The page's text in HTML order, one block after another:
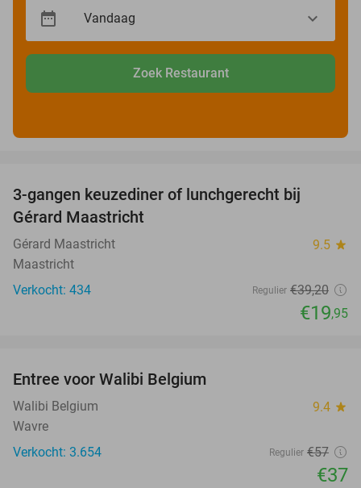
Zoek Restaurant
3-gangen keuzediner of lunchgerecht bij
Gérard Maastricht
Gérard Maastricht 9.5 star
Maastricht
Verkocht: 434
Regulier €39,20
€19,95
Entree voor Walibi Belgium
Walibi Belgium 9.4 star
Wavre
Verkocht: 3.654
Regulier €57
€37